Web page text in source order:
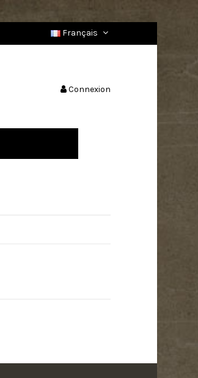
Français
Connexion